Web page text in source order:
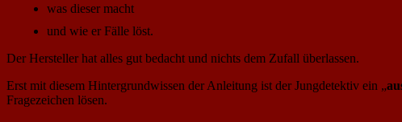
was dieser macht
und wie er Fälle löst.
Der Hersteller hat alles gut bedacht und nichts dem Zufall überlassen.
Erst mit diesem Hintergrundwissen der Anleitung ist der Jungdetektiv ein „
Fragezeichen lösen.